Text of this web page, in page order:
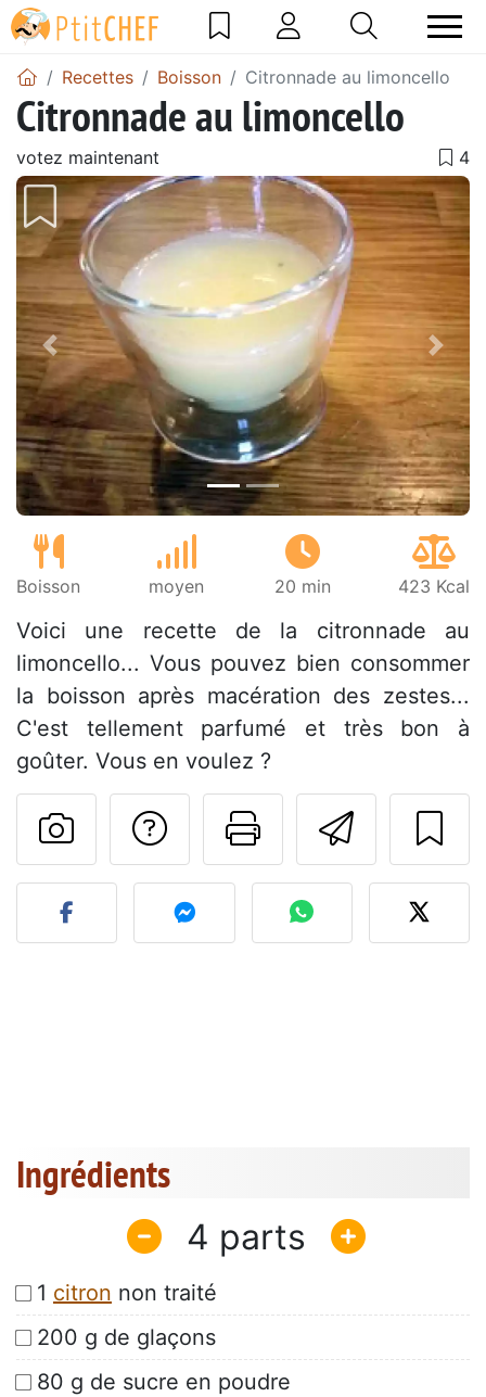
Recettes Boisson Citronnade au limoncello
Citronnade au limoncello
votez maintenant
Précédent
Boisson moyen 20 min 423 Kcal
Voici une recette de la citronnade au
limoncello... Vous pouvez bien consommer
la boisson après macération des zestes...
C'est tellement parfumé et très bon à
goûter. Vous en voulez ?
Imprimer
Poser une
Publier votre photo de
Ingrédients
4
1 citron non traité
200 g de glaçons
80 g de sucre en poudre